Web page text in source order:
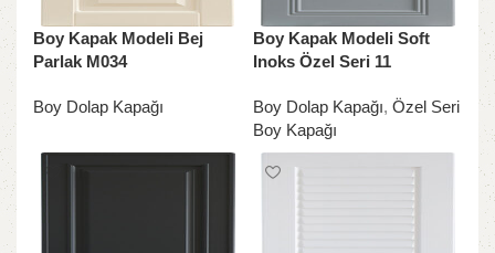
Boy Kapak Modeli Bej
Parlak M034
Boy Dolap Kapağı
Boy Kapak Modeli Soft
Inoks Özel Seri 11
Boy Dolap Kapağı, Özel Seri
Boy Kapağı